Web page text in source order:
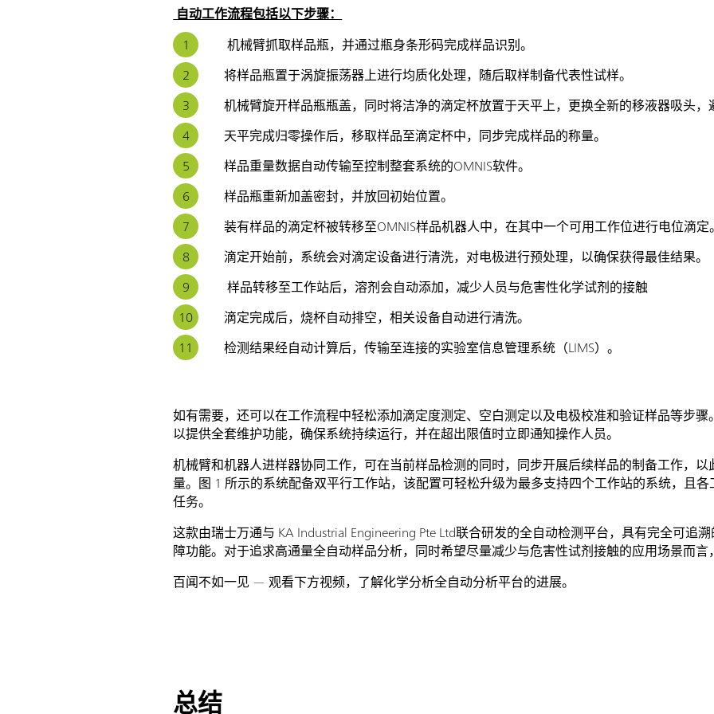
自动工作流程包括以下步骤：
机械臂抓取样品瓶，并通过瓶身条形码完成样品识别。
将样品瓶置于涡旋振荡器上进行均质化处理，随后取样制备代表性试样。
机械臂旋开样品瓶瓶盖，同时将洁净的滴定杯放置于天平上，更换全新的移液器吸头，
天平完成归零操作后，移取样品至滴定杯中，同步完成样品的称量。
样品重量数据自动传输至控制整套系统的OMNIS软件。
样品瓶重新加盖密封，并放回初始位置。
装有样品的滴定杯被转移至OMNIS样品机器人中，在其中一个可用工作位进行电位滴定。
滴定开始前，系统会对滴定设备进行清洗，对电极进行预处理，以确保获得最佳结果。
样品转移至工作站后，溶剂会自动添加，减少人员与危害性化学试剂的接触
滴定完成后，烧杯自动排空，相关设备自动进行清洗。
检测结果经自动计算后，传输至连接的实验室信息管理系统（LIMS）。
如有需要，还可以在工作流程中轻松添加滴定度测定、空白测定以及电极校准和验证样品等步
以提供全套维护功能，确保系统持续运行，并在超出限值时立即通知操作人员。
机械臂和机器人进样器协同工作，可在当前样品检测的同时，同步开展后续样品的制备工作，
量。图 1 所示的系统配备双平行工作站，该配置可轻松升级为最多支持四个工作站的系统，且
任务。
这款由瑞士万通与 KA Industrial Engineering Pte Ltd联合研发的全自动检测平台，具有完全可追
障功能。对于追求高通量全自动样品分析，同时希望尽量减少与危害性试剂接触的应用场景而言
百闻不如一见 — 观看下方视频，了解化学分析全自动分析平台的进展。
总结